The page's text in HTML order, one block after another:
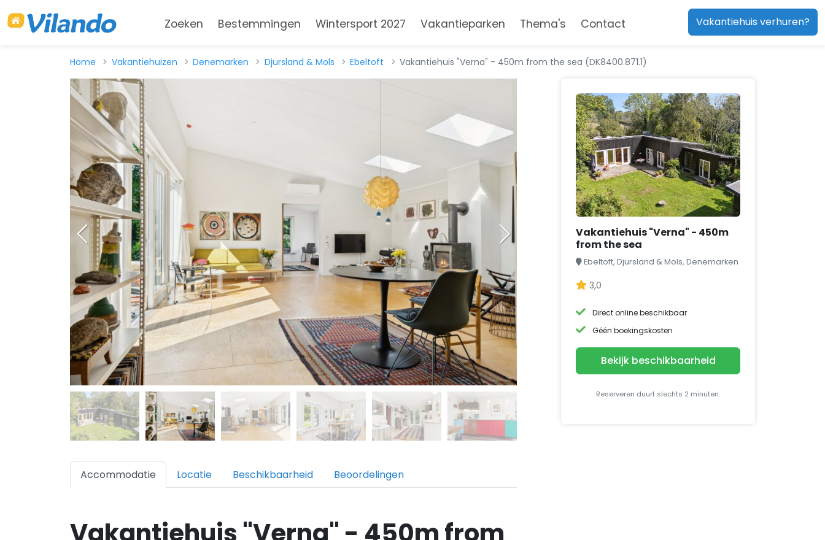
Zoeken Bestemmingen Wintersport 2027 Vakantieparken Thema's Contact Vakantiehuis verhuren?
Home Vakantiehuizen Denemarken Djursland & Mols Ebeltoft Vakantiehuis "Verna" - 450m from the sea (DK8400.871.1)
Accommodatie Locatie Beschikbaarheid Beoordelingen
Vakantiehuis "Verna" - 450m
from the sea
Ebeltoft, Djursland & Mols, Denemarken
3,0
Direct online beschikbaar
Géén boekingskosten
Bekijk beschikbaarheid
Reserveren duurt slechts 2 minuten.